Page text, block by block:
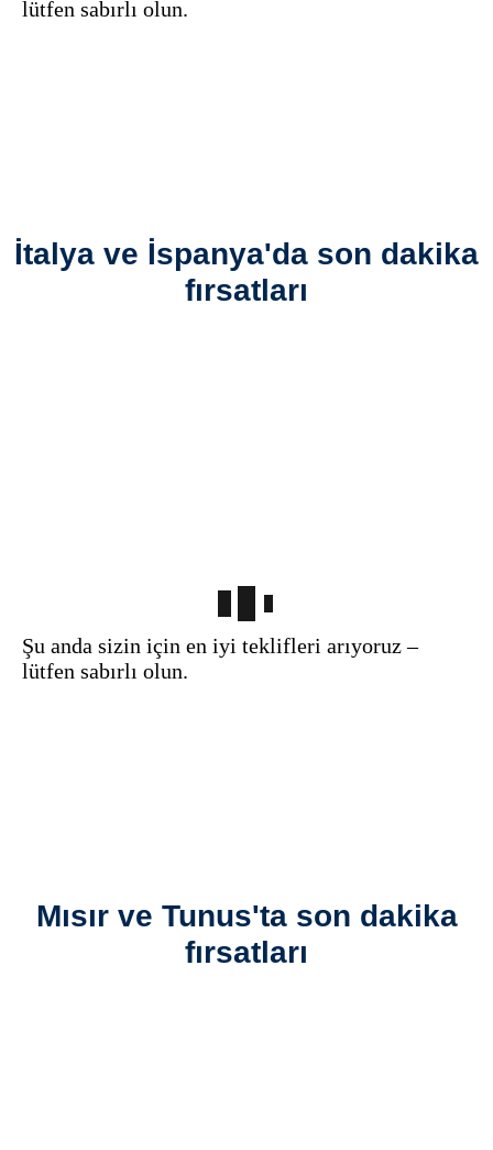
lütfen sabırlı olun.
İtalya ve İspanya'da son dakika
fırsatları
Şu anda sizin için en iyi teklifleri arıyoruz –
lütfen sabırlı olun.
Mısır ve Tunus'ta son dakika
fırsatları